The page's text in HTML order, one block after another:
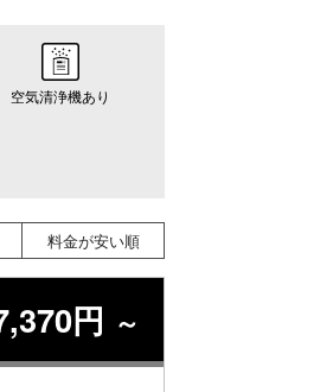
空気清浄機あり
料金が安い順
円 ～